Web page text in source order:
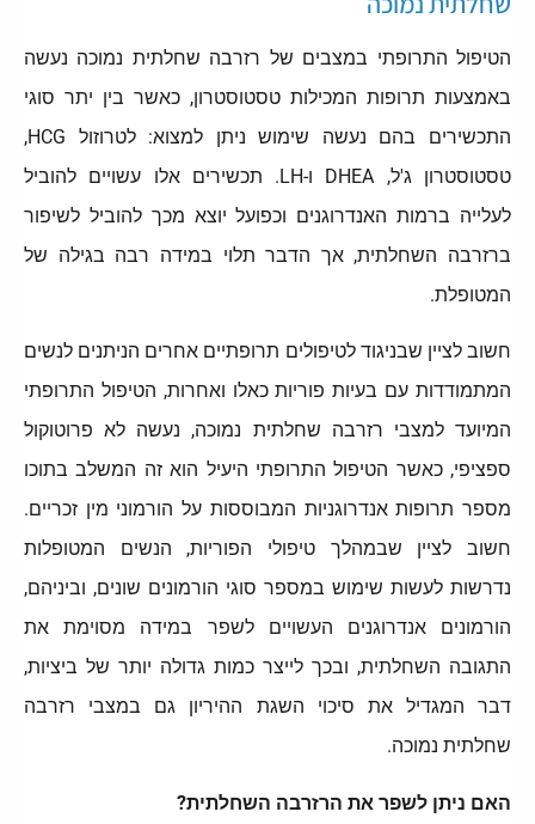
הטיפול התרופתי במצבים של רזרבה שחלתית נמוכה נעשה
באמצעות תרופות המכילות טסטוסטרון, כאשר בין יתר סוגי
התכשירים בהם נעשה שימוש ניתן למצוא: לטרוזול HCG,
טסטוסטרון ג'ל, DHEA ו-LH. תכשירים אלו עשויים להוביל
לעלייה ברמות האנדרוגנים וכפועל יוצא מכך להוביל לשיפור
ברזרבה השחלתית, אך הדבר תלוי במידה רבה בגילה של
המטופלת.
חשוב לציין שבניגוד לטיפולים תרופתיים אחרים הניתנים לנשים
המתמודדות עם בעיות פוריות כאלו ואחרות, הטיפול התרופתי
המיועד למצבי רזרבה שחלתית נמוכה, נעשה לא פרוטוקול
ספציפי, כאשר הטיפול התרופתי היעיל הוא זה המשלב בתוכו
מספר תרופות אנדרוגניות המבוססות על הורמוני מין זכריים.
חשוב לציין שבמהלך טיפולי הפוריות, הנשים המטופלות
נדרשות לעשות שימוש במספר סוגי הורמונים שונים, וביניהם,
הורמונים אנדרוגנים העשויים לשפר במידה מסוימת את
התגובה השחלתית, ובכך לייצר כמות גדולה יותר של ביציות,
דבר המגדיל את סיכוי השגת ההיריון גם במצבי רזרבה
שחלתית נמוכה.
האם ניתן לשפר את הרזרבה השחלתית?